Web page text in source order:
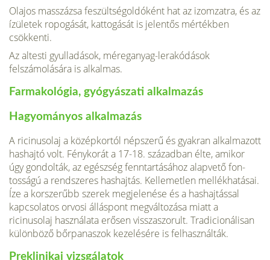
Olajos masszázsa feszültségoldóként hat az izomzatra, és az
ízületek ropogását, kattogását is jelentős mértékben
csökkenti.
Az altesti gyulladások, méreganyag-lerakódások
felszámolására is alkalmas.
Farmakológia, gyógyászati alkalmazás
Hagyományos alkalmazás
A ricinusolaj a középkortól népszerű és gyakran alkalmazott
hashajtó volt. Fénykorát a 17-18. században élte, amikor
úgy gondolták, az egészség fenntartásához alapvető fon­
tosságú a rendszeres hashajtás. Kellemetlen mellékhatásai.
Íze a korszerűbb szerek meg­jelenése és a hashajtással
kapcsolatos orvosi álláspont megváltozása miatt a
ricinusolaj használata erősen visszaszorult. Tradicionálisan
különböző bőrpanaszok kezelésére is fel­használták.
Preklinikai vizsgálatok